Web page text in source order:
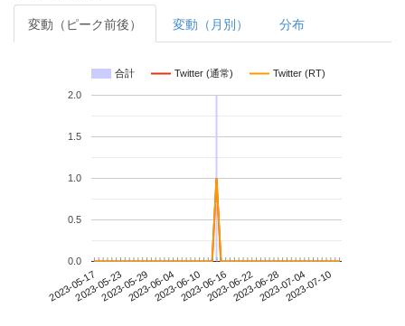
変動（ピーク前後） 変動（月別） 分布
合計 Twitter (通常) Twitter (RT)
2023-05-172023-05-232023-05-292023-06-042023-06-102023-06-162023-06-222023-06-282023-07-042023-07-10
0.0
0.5
1.0
1.5
2.0